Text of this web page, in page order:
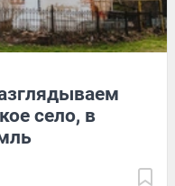
село, в